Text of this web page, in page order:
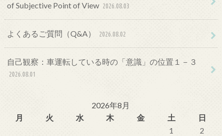
of Subjective Point of View 2026.08.03
よくあるご質問（Q&A） 2026.08.02
自己観察：車運転している時の「意識」の位置１－３
2026.08.01
2026年8月
月
火 水 木 金 土
日
1
2